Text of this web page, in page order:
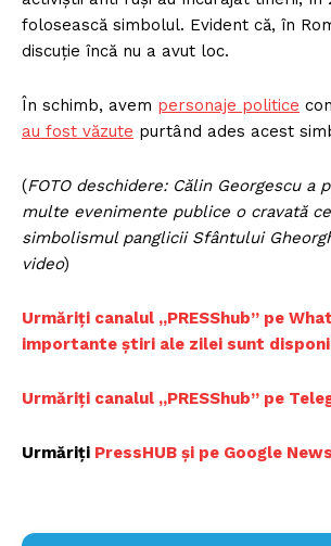
folosească simbolul. Evident că, în
discuție încă nu a avut loc.
În schimb, avem personaje politice
au fost văzute purtând ades acest
(FOTO deschidere: Călin Georgescu a
multe evenimente publice o cravată
simbolismul panglicii Sfântului
video)
Urmăriți canalul „PRESShub” pe
importante știri ale zilei sunt
Urmăriți canalul „PRESShub” pe
Urmăriți PressHUB și pe Google News